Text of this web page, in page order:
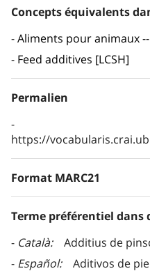
Concepts équivalents
Aliments pour animaux
Feed additives [LCSH]
Permalien
https://
Format MARC21
Terme préférentiel dans
Català
Additius de
Español
Aditivos de